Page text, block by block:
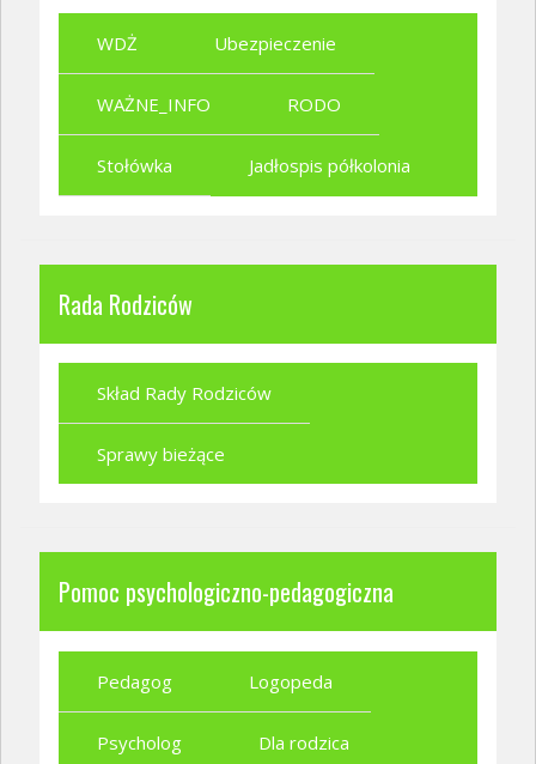
WDŻ Ubezpieczenie
WAŻNE_INFO RODO
Stołówka Jadłospis półkolonia
Rada Rodziców
Skład Rady Rodziców
Sprawy bieżące
Pomoc psychologiczno-pedagogiczna
Pedagog Logopeda
Psycholog Dla rodzica